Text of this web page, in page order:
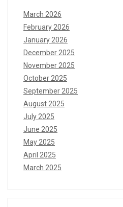
March 2026
February 2026
January 2026
December 2025
November 2025
October 2025
September 2025
August 2025
July 2025
June 2025
May 2025
April 2025
March 2025